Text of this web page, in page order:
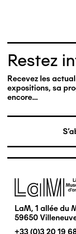
Restez
Recevez les
expositions, sa
encore…
Image
LaM, 1 allée du
59650
+33 (0)3 20 19